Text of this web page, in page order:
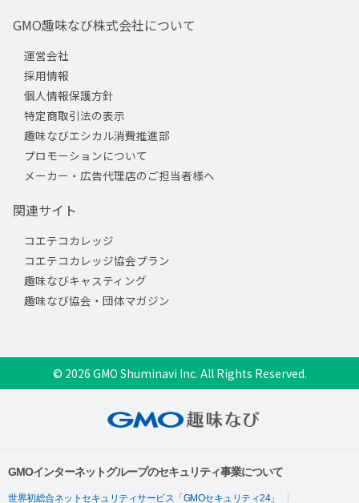
GMO趣味なび株式会社について
運営会社
採用情報
個人情報保護方針
特定商取引法の表示
趣味なびエシカル消費推進部
プロモーションについて
メーカー・広告代理店のご担当者様へ
関連サイト
コエテコカレッジ
コエテコカレッジ協会プラン
趣味なびキャスティング
趣味なび協会・団体マガジン
© 2026 GMO Shuminavi Inc. All Rights Reserved.